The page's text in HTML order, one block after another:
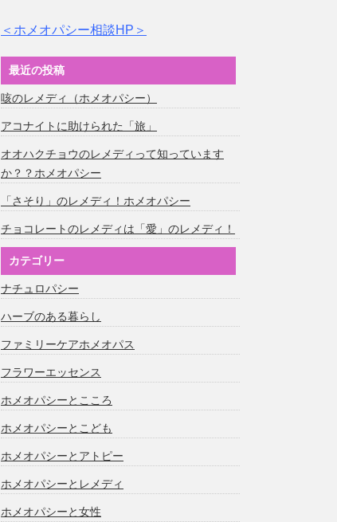
＜ホメオパシー相談HP＞
最近の投稿
咳のレメディ（ホメオパシー）
アコナイトに助けられた「旅」
オオハクチョウのレメディって知っています
か？？ホメオパシー
「さそり」のレメディ！ホメオパシー
チョコレートのレメディは「愛」のレメディ！
カテゴリー
ナチュロパシー
ハーブのある暮らし
ファミリーケアホメオパス
フラワーエッセンス
ホメオパシーとこころ
ホメオパシーとこども
ホメオパシーとアトピー
ホメオパシーとレメディ
ホメオパシーと女性